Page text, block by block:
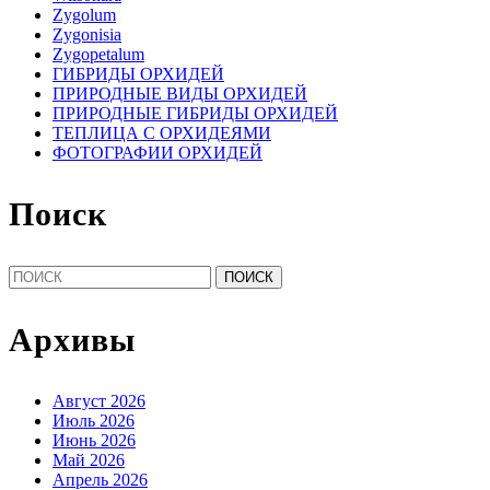
Zygolum
Zygonisia
Zygopetalum
ГИБРИДЫ ОРХИДЕЙ
ПРИРОДНЫЕ ВИДЫ ОРХИДЕЙ
ПРИРОДНЫЕ ГИБРИДЫ ОРХИДЕЙ
ТЕПЛИЦА С ОРХИДЕЯМИ
ФОТОГРАФИИ ОРХИДЕЙ
Поиск
Найти:
Архивы
Август 2026
Июль 2026
Июнь 2026
Май 2026
Апрель 2026